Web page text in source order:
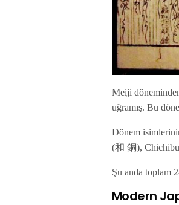
Meiji
uğramış. Bu
Dönem
(和 銅),
Şu anda toplam
Modern